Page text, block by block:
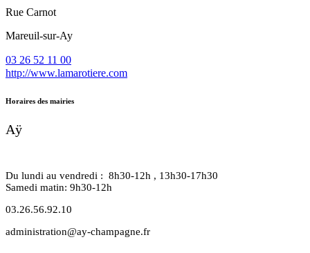
Rue Carnot
Mareuil-sur-Ay
03 26 52 11 00
http://www.lamarotiere.com
Horaires des mairies
Aÿ
Du lundi au vendredi : 8h30-12h , 13h30-17h30
Samedi matin: 9h30-12h
03.26.56.92.10
administration@ay-champagne.fr